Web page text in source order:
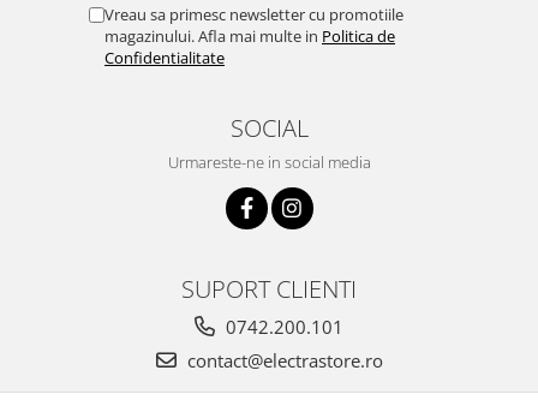
Vreau sa primesc newsletter cu promotiile
magazinului. Afla mai multe in Politica de
Confidentialitate
SOCIAL
Urmareste-ne in social media
SUPORT CLIENTI
0742.200.101
contact@electrastore.ro